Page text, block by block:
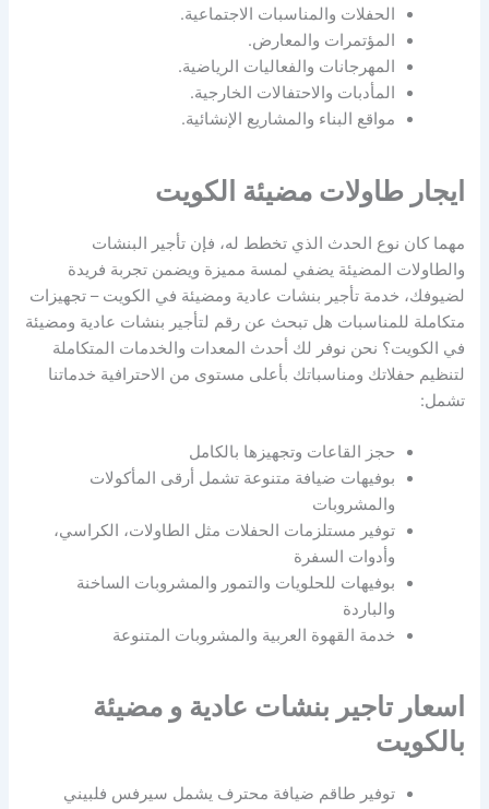
الحفلات والمناسبات الاجتماعية.
المؤتمرات والمعارض.
المهرجانات والفعاليات الرياضية.
المأدبات والاحتفالات الخارجية.
مواقع البناء والمشاريع الإنشائية.
ايجار طاولات مضيئة الكويت
مهما كان نوع الحدث الذي تخطط له، فإن تأجير البنشات
والطاولات المضيئة يضفي لمسة مميزة ويضمن تجربة فريدة
لضيوفك، خدمة تأجير بنشات عادية ومضيئة في الكويت – تجهيزات
متكاملة للمناسبات هل تبحث عن رقم لتأجير بنشات عادية ومضيئة
في الكويت؟ نحن نوفر لك أحدث المعدات والخدمات المتكاملة
لتنظيم حفلاتك ومناسباتك بأعلى مستوى من الاحترافية خدماتنا
تشمل:
حجز القاعات وتجهيزها بالكامل
بوفيهات ضيافة متنوعة تشمل أرقى المأكولات
والمشروبات
توفير مستلزمات الحفلات مثل الطاولات، الكراسي،
وأدوات السفرة
بوفيهات للحلويات والتمور والمشروبات الساخنة
والباردة
خدمة القهوة العربية والمشروبات المتنوعة
اسعار تاجير بنشات عادية و مضيئة
بالكويت
توفير طاقم ضيافة محترف يشمل سيرفس فلبيني